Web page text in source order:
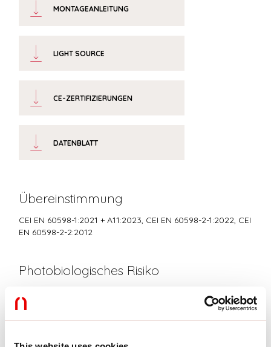
MONTAGEANLEITUNG
LIGHT SOURCE
CE-ZERTIFIZIERUNGEN
DATENBLATT
Übereinstimmung
CEI EN 60598-1:2021 + A11:2023, CEI EN 60598-2-1:2022, CEI
EN 60598-2-2:2012
Photobiologisches Risiko
RISIKOGRUPPE 0
Zertifiziertes Gerät in der RISIKO-FREIEN GRUPPE, in
62778:2014.